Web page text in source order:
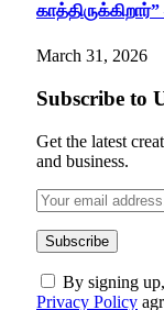
March 31, 2026
Subscribe to
Get the latest
and business.
By signing
Privacy Policy